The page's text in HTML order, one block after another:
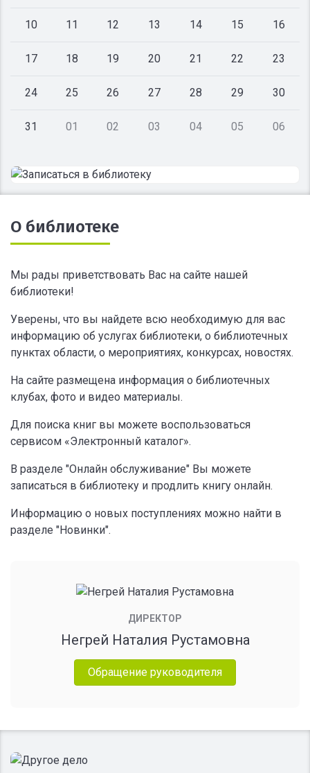
10 11 12 13 14 15 16
17 18 19 20 21 22 23
24 25 26 27 28 29 30
31 01 02 03 04 05 06
О библиотеке
Мы рады приветствовать Вас на сайте нашей
библиотеки!
Уверены, что вы найдете всю необходимую для вас
информацию об услугах библиотеки, о библиотечных
пунктах области, о мероприятиях, конкурсах, новостях.
На сайте размещена информация о библиотечных
клубах, фото и видео материалы.
Для поиска книг вы можете воспользоваться
сервисом «Электронный каталог».
В разделе "Онлайн обслуживание" Вы можете
записаться в библиотеку и продлить книгу онлайн.
Информацию о новых поступлениях можно найти в
разделе "Новинки".
ДИРЕКТОР
Негрей Наталия Рустамовна
Обращение руководителя